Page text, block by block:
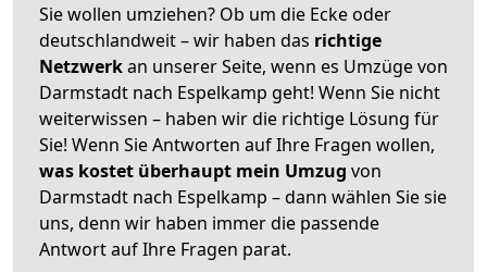
Sie wollen umziehen? Ob um die Ecke oder
deutschlandweit – wir haben das richtige
Netzwerkan unserer Seite, wenn es Umzüge von
Darmstadt nach Espelkamp geht! Wenn Sie nicht
weiterwissen – haben wir die richtige Lösung für
Sie! Wenn Sie Antworten auf Ihre Fragen wollen,
was kostet überhaupt mein Umzug von
Darmstadt nach Espelkamp – dann wählen Sie sie
uns, denn wir haben immer die passende
Antwort auf Ihre Fragen parat.